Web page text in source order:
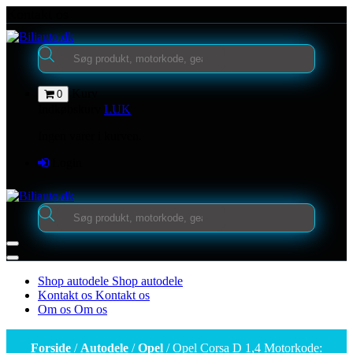
til
indhold
search
0
LUK
search
Shop autodele Shop autodele
Kontakt os Kontakt os
Om os Om os
Forside / Autodele /Opel / Opel Corsa D 1,4 Motorkode: